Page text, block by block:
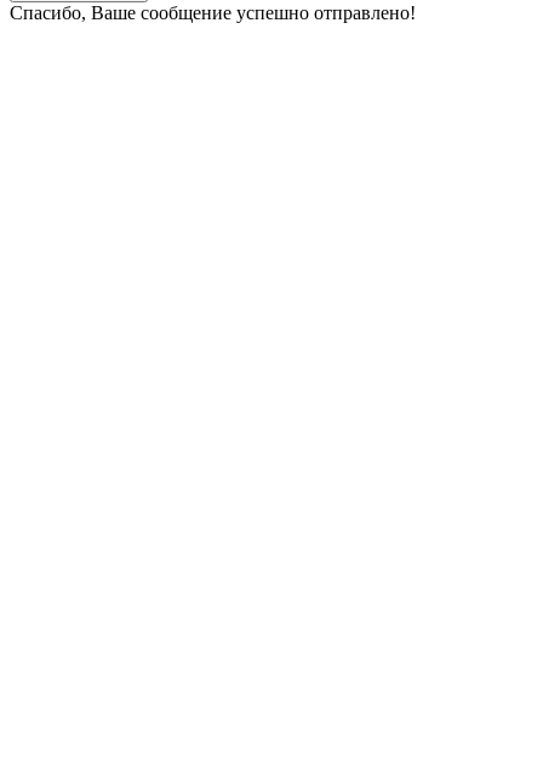
Спасибо, Ваше сообщение успешно отправлено!